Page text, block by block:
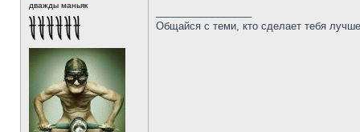
дважды маньяк
Общайся с теми, кто сделает тебя